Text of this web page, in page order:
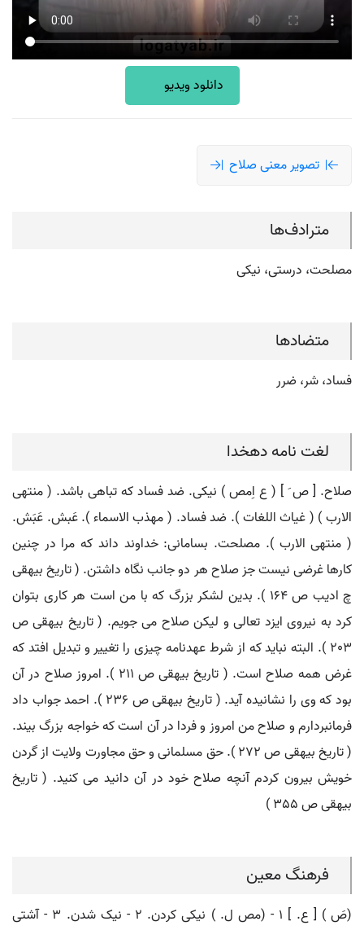
دانلود ویدیو
تصویر معنی صلاح
مترادف‌ها
مصلحت، درستی، نیکی
متضادها
فساد، شر، ضرر
لغت نامه دهخدا
صلاح. [ ص َ ] ( ع اِمص ) نیکی. ضد فساد که تباهی باشد. ( منتهی
الارب ) ( غیاث اللغات ). ضد فساد. ( مهذب الاسماء ). عَبش. عَبَش.
( منتهی الارب ). مصلحت. بسامانی: خداوند داند که مرا در چنین
کارها غرضی نیست جز صلاح هر دو جانب نگاه داشتن. ( تاریخ بیهقی
چ ادیب ص 164 ). بدین لشکر بزرگ که با من است هر کاری بتوان
کرد به نیروی ایزد تعالی و لیکن صلاح می جویم. ( تاریخ بیهقی ص
203 ). البته نباید که از شرط عهدنامه چیزی را تغییر و تبدیل افتد که
غرض همه صلاح است. ( تاریخ بیهقی ص 211 ). امروز صلاح در آن
بود که وی را نشانیده آید. ( تاریخ بیهقی ص 236 ). احمد جواب داد
فرمانبردارم و صلاح من امروز و فردا در آن است که خواجه بزرگ بیند.
( تاریخ بیهقی ص 272 ). حق مسلمانی و حق مجاورت ولایت از گردن
خویش بیرون کردم آنچه صلاح خود در آن دانید می کنید. ( تاریخ
بیهقی ص 355 )
فرهنگ معین
(صَ ) [ ع. ] ۱ - (مص ل. ) نیکی کردن. ۲ - نیک شدن. ۳ - آشتی